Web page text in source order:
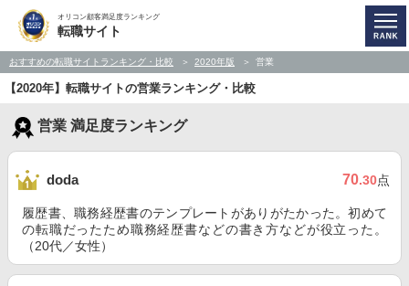
オリコン顧客満足度ランキング
転職サイト
おすすめの転職サイトランキング・比較 2020年版 営業
【2020年】転職サイトの営業ランキング・比較
営業 満足度ランキング
doda 70.30点
履歴書、職務経歴書のテンプレートがありがたかった。初めて
の転職だったため職務経歴書などの書き方などが役立った。
（20代／女性）